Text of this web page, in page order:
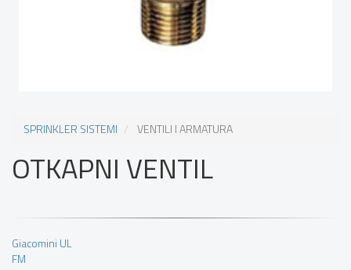
SPRINKLER SISTEMI VENTILI I ARMATURA
OTKAPNI VENTIL
Giacomini UL
FM